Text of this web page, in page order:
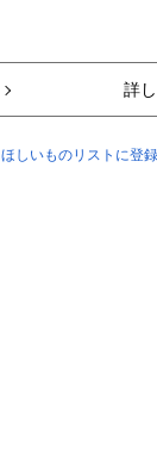
詳
ほしいものリストに登録